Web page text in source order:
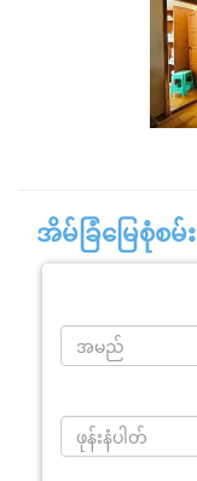
အိမ်ခြံမြေစုံစမ်